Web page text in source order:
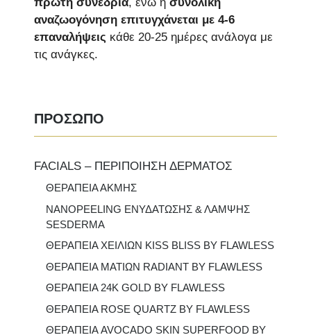
αναζωογόνηση επιτυγχάνεται με 4-6
επαναλήψεις κάθε 20-25 ημέρες ανάλογα με
τις ανάγκες.
ΠΡΟΣΩΠΟ
FACIALS – ΠΕΡΙΠΟΙΗΣΗ ΔΕΡΜΑΤΟΣ
ΘΕΡΑΠΕΙΑ ΑΚΜΗΣ
NANOPEELING ΕΝΥΔΑΤΩΣΗΣ & ΛΑΜΨΗΣ
SESDERMA
ΘΕΡΑΠΕΙΑ ΧΕΙΛΙΩΝ KISS BLISS BY FLAWLESS
ΘΕΡΑΠΕΙΑ ΜΑΤΙΩΝ RADIANT BY FLAWLESS
ΘΕΡΑΠΕΙΑ 24K GOLD BY FLAWLESS
ΘΕΡΑΠΕΙΑ ROSE QUARTZ ΒΥ FLAWLESS
ΘΕΡΑΠΕΙΑ AVOCADO SKIN SUPERFOOD BY